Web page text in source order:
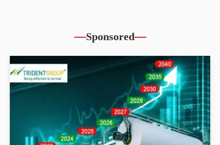
Sponsored